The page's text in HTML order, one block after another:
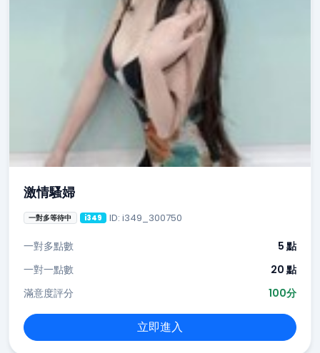
激情騷婦
一對多等待中 i349 ID: i349_300750
一對多點數
5 點
一對一點數
20 點
滿意度評分
100分
立即進入